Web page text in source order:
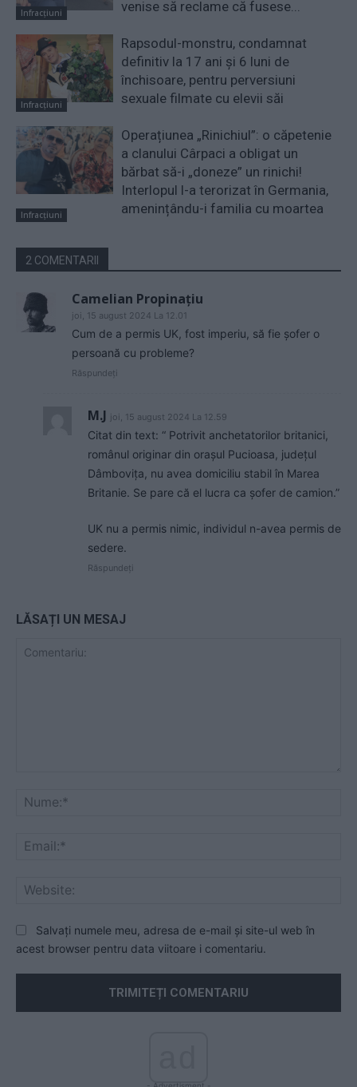
Infracțiuni
venise să reclame că fusese...
Infracțiuni
Rapsodul-monstru, condamnat
definitiv la 17 ani și 6 luni de
închisoare, pentru perversiuni
sexuale filmate cu elevii săi
Infracțiuni
Operațiunea „Rinichiul”: o căpetenie
a clanului Cârpaci a obligat un
bărbat să-i „doneze” un rinichi!
Interlopul l-a terorizat în Germania,
amenințându-i familia cu moartea
2 COMENTARII
Camelian Propinațiu
joi, 15 august 2024 La 12.01
Cum de a permis UK, fost imperiu, să fie șofer o
persoană cu probleme?
Răspundeți
M.J joi, 15 august 2024 La 12.59
Citat din text: “ Potrivit anchetatorilor britanici,
românul originar din orașul Pucioasa, județul
Dâmbovița, nu avea domiciliu stabil în Marea
Britanie. Se pare că el lucra ca șofer de camion.”
UK nu a permis nimic, individul n-avea permis de
sedere.
Răspundeți
LĂSAȚI UN MESAJ
Salvați numele meu, adresa de e-mail și site-ul web în
acest browser pentru data viitoare i comentariu.